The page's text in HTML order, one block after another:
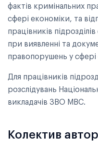
фактів кримінальних
сфері економіки, та
працівників
при виявленні та
правопорушень у сфері
Для працівників
розслідувань
викладачів ЗВО МВС.
Колектив